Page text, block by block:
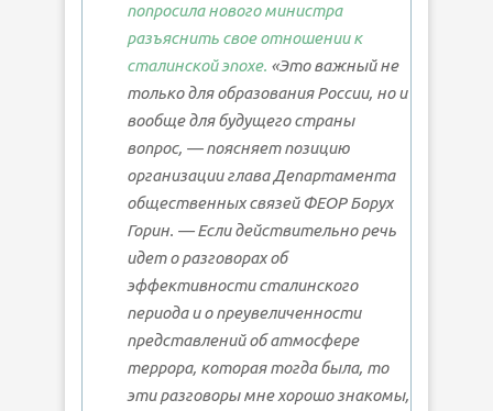
попросила нового министра
разъяснить свое отношении к
сталинской эпохе. «Это важный не
только для образования России, но и
вообще для будущего страны
вопрос, — поясняет позицию
организации глава Департамента
общественных связей ФЕОР Борух
Горин. — Если действительно речь
идет о разговорах об
эффективности сталинского
периода и о преувеличенности
представлений об атмосфере
террора, которая тогда была, то
эти разговоры мне хорошо знакомы,